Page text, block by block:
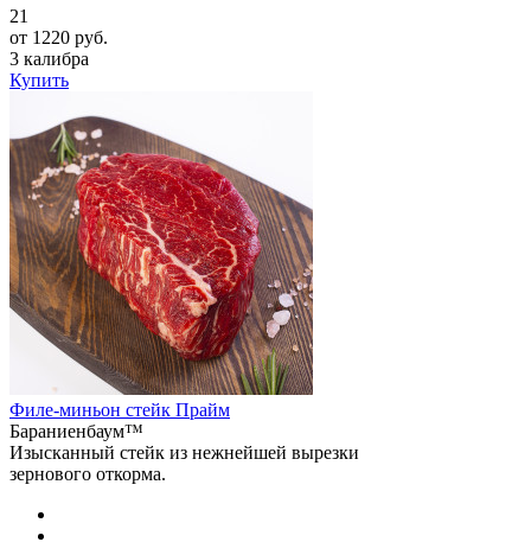
21
от 1220 руб.
3 калибра
Купить
Филе-миньон стейк Прайм
Бараниенбаум™
Изысканный стейк из нежнейшей вырезки
зернового откорма.